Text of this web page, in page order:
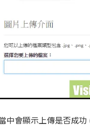
中會顯示上傳是否成